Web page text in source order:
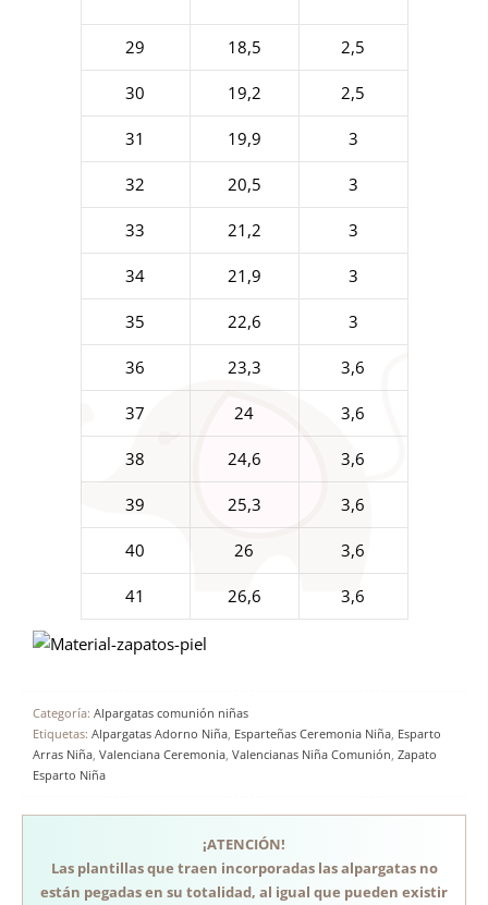
29 18,5 2,5
30 19,2 2,5
31 19,9 3
32 20,5 3
33 21,2 3
34 21,9 3
35 22,6 3
36 23,3 3,6
37 24 3,6
38 24,6 3,6
39 25,3 3,6
40 26 3,6
41 26,6 3,6
Categoría: Alpargatas comunión niñas
Etiquetas: Alpargatas Adorno Niña, Esparteñas Ceremonia Niña, Esparto
Arras Niña, Valenciana Ceremonia, Valencianas Niña Comunión, Zapato
Esparto Niña
¡ATENCIÓN!
Las plantillas que traen incorporadas las alpargatas no
están pegadas en su totalidad, al igual que pueden existir